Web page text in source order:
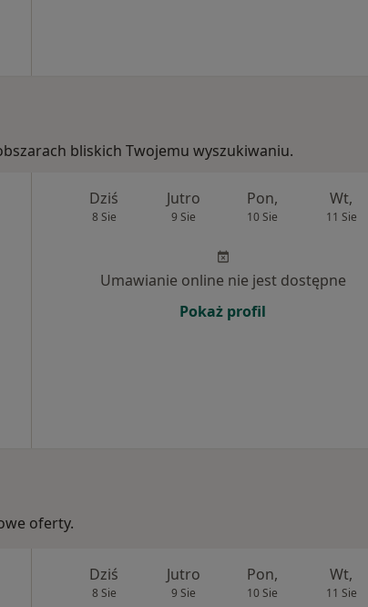
bliskich Twojemu wyszukiwaniu.
Dziś
8 Sie
Jutro
9 Sie
Pon,
10 Sie
Wt,
11 Sie
Umawianie online nie jest dostępne
Pokaż profil
oferty.
Dziś
8 Sie
Jutro
9 Sie
Pon,
10 Sie
Wt,
11 Sie